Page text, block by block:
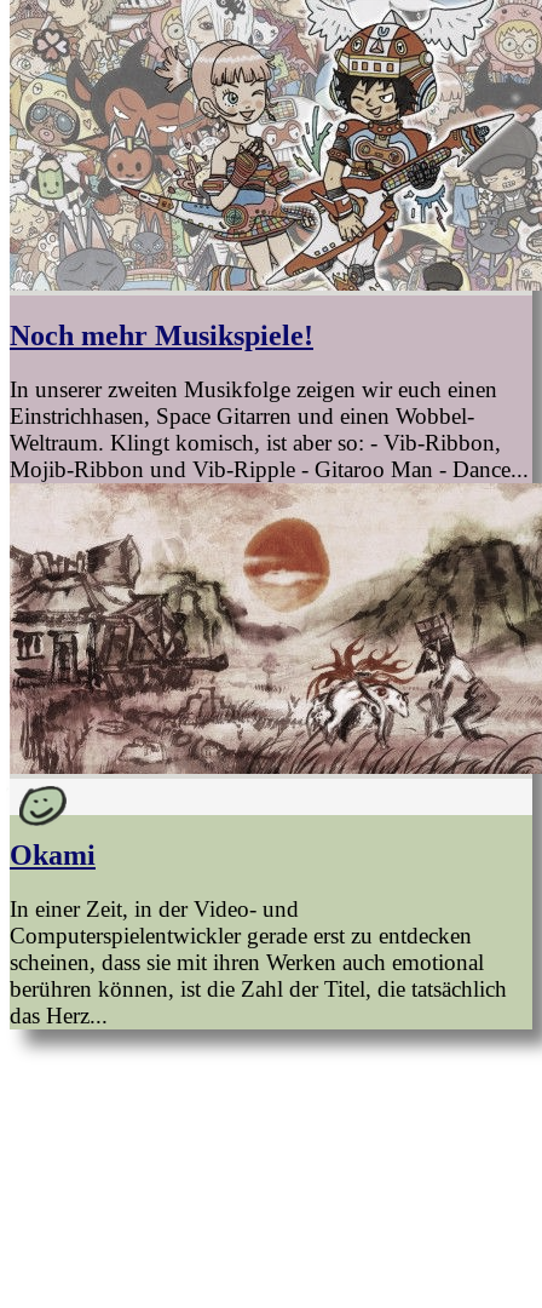
Noch mehr Musikspiele!
In unserer zweiten Musikfolge zeigen wir euch einen
Einstrichhasen, Space Gitarren und einen Wobbel-
Weltraum. Klingt komisch, ist aber so: - Vib-Ribbon,
Mojib-Ribbon und Vib-Ripple - Gitaroo Man - Dance...
Okami
In einer Zeit, in der Video- und
Computerspielentwickler gerade erst zu entdecken
scheinen, dass sie mit ihren Werken auch emotional
berühren können, ist die Zahl der Titel, die tatsächlich
das Herz...